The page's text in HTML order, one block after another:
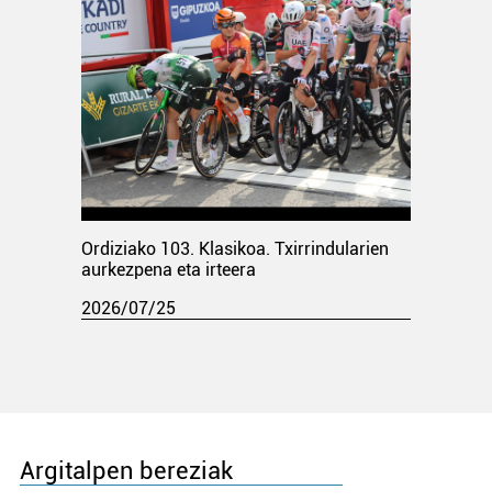
Ordiziako 103. Klasikoa. Txirrindularien
aurkezpena eta irteera
2026/07/25
Argitalpen bereziak